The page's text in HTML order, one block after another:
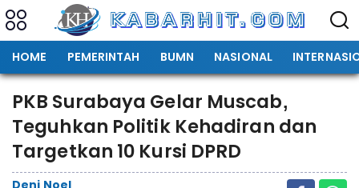
HOME PEMERINTAH BUMN NASIONAL
PKB Surabaya Gelar Muscab,
Teguhkan Politik Kehadiran dan
Targetkan 10 Kursi DPRD
Deni Noel